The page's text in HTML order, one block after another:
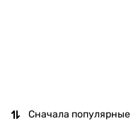
Сначала популярные